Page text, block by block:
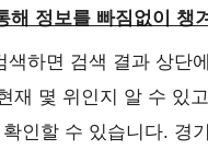
해 정보를 빠짐없이 챙
색하면 검색 결과 상단
재 몇 위인지 알 수 있
인할 수 있습니다. 경